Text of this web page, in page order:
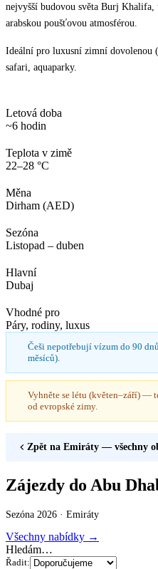
nejvyšší budovou světa Burj
arabskou poušťovou atmosférou.
Ideální pro luxusní zimní dovolenou
safari, aquaparky.
Letová doba
~6 hodin
Teplota v zimě
22–28 °C
Měna
Dirham (AED)
Sezóna
Listopad – duben
Hlavní
Dubaj
Vhodné pro
Páry, rodiny, luxus
Češi nepotřebují vízum do 90
měsíců).
Vyhněte se létu (květen–září) —
od evropské zimy.
Zpět na Emiráty — všechny
Zájezdy do Abu
Sezóna 2026 · Emiráty
Všechny nabídky →
Hledám…
Řadit: